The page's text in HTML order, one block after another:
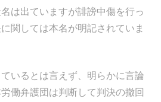
は出ていますが誹謗中傷を行っ
関しては本名が明記されていま
いるとは言えず、明らかに言論
働弁護団は判断して判決の撤回